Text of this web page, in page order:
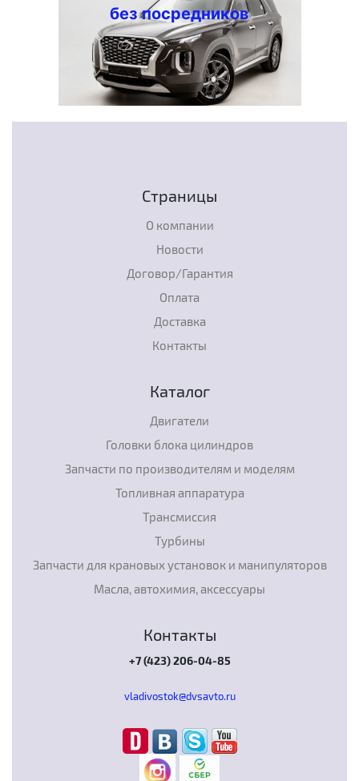
без посредников
Страницы
О компании
Новости
Договор/Гарантия
Оплата
Доставка
Контакты
Каталог
Двигатели
Головки блока цилиндров
Запчасти по производителям и моделям
Топливная аппаратура
Трансмиссия
Турбины
Запчасти для крановых установок и манипуляторов
Масла, автохимия, аксессуары
Контакты
+7 (423) 206-04-85
vladivostok@dvsavto.ru